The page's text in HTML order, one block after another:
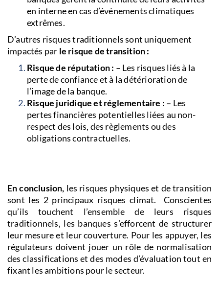
en interne en cas d’événements climatiques
extrêmes.
D’autres risques traditionnels sont uniquement
impactés par le risque de transition :
Risque de réputation : – Les risques liés à la
perte de confiance et à la détérioration de
l’image de la banque.
Risque juridique et réglementaire : – Les
pertes financières potentielles liées au non-
respect des lois, des règlements ou des
obligations contractuelles.
En conclusion, les risques physiques et de transition
sont les 2 principaux risques climat. Conscientes
qu’ils touchent l’ensemble de leurs risques
traditionnels, les banques s’efforcent de structurer
leur mesure et leur couverture. Pour les appuyer, les
régulateurs doivent jouer un rôle de normalisation
des classifications et des modes d’évaluation tout en
fixant les ambitions pour le secteur.